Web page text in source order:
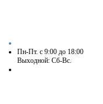
Пн-Пт. с 9:00 до 18:00
Выходной: Сб-Вс.